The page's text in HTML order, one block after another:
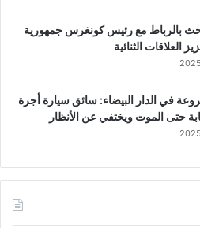
بالرباط مع رئيس كونغرس جمهورية
العلاقات الثنائية
في الدار البيضاء: سائق سيارة أجرة
حتى الموت ويختفي عن الأنظار